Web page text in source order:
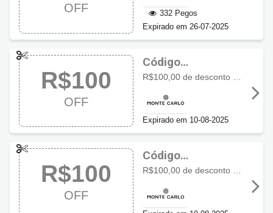
OFF
332 Pegos
Expirado em 26-07-2025
R$100
OFF
Código
promocional
Monte Carlo
Expirado em 10-08-2025
R$100
OFF
Código
promocional
Monte Carlo
R$100,00 de desconto em compras a partir de R$500, válido para todo o site, exceto lançamentos, relógios de terceiros e alianças.